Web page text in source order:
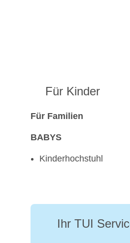
Für Kinder
Für Familien
BABYS
Kinderhochstuhl
Ihr TUI